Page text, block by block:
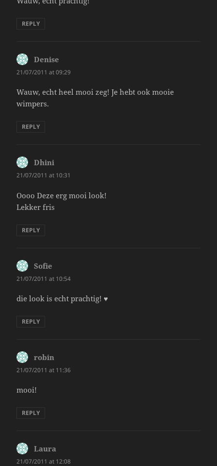
REPLY
Denise
21/07/2011 at 09:29
Wauw, echt heel mooi zeg! Je hebt ook mooie
wimpers.
REPLY
Dhini
21/07/2011 at 10:31
Oooo Deze erg mooi look!
Lekker fris
REPLY
Sofie
21/07/2011 at 10:54
die look is echt prachtig! ♥
REPLY
robin
21/07/2011 at 11:36
mooi!
REPLY
Laura
21/07/2011 at 12:08